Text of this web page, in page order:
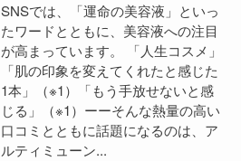
SNSでは、「運命の美容液」といっ
たワードとともに、美容液への注目
が高まっています。 「人生コスメ」
「肌の印象を変えてくれたと感じた
1本」（※1）「もう手放せないと感
じる」（※1）ーーそんな熱量の高い
口コミとともに話題になるのは、ア
ルティミューン...